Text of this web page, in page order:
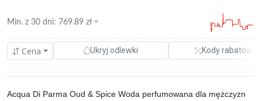
Cena Ukryj odlewki Kody rabatowe
Min. z 30 dni: 769.89 zł
Acqua Di Parma Oud & Spice Woda perfumowana dla mężczyzn